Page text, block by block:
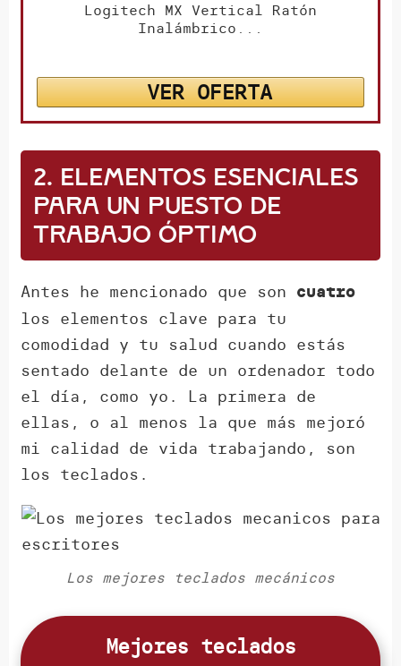
Logitech MX Vertical Ratón
Inalámbrico...
VER OFERTA
2. Elementos esenciales
para un puesto de
trabajo óptimo
Antes he mencionado que son cuatro
los elementos clave para tu
comodidad y tu salud cuando estás
sentado delante de un ordenador todo
el día, como yo. La primera de
ellas, o al menos la que más mejoró
mi calidad de vida trabajando, son
los teclados.
Los mejores teclados mecánicos
Mejores teclados